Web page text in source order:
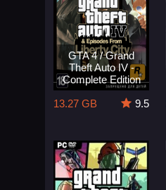
GTA 4 / Grand
Theft Auto IV -
Complete Edition
13.27 GB
9.5